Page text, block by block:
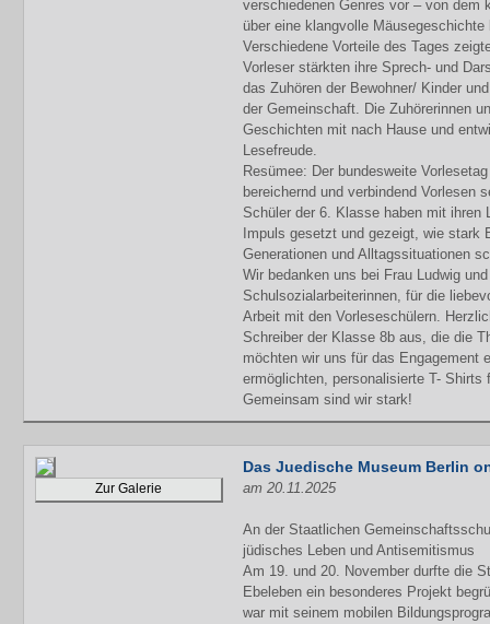
verschiedenen Genres vor – von dem
über eine klangvolle
Verschiedene Vorteile des Tages
Vorleser stärkten ihre Sprech- und
das Zuhören der Bewohner/ Kinder
der Gemeinschaft. Die Zuhörerinnen
Geschichten mit nach Hause und
Lesefreude.
Resümee: Der bundesweite
bereichernd und verbindend Vorlesen
Schüler der 6. Klasse haben mit ihren
Impuls gesetzt und gezeigt, wie stark
Generationen und Alltagssituationen
Wir bedanken uns bei Frau Ludwig
Schulsozialarbeiterinnen, für die
Arbeit mit den Vorleseschülern.
Schreiber der Klasse 8b aus, die die
möchten wir uns für das Engagement
ermöglichten, personalisierte T- Shirts
Gemeinsam sind wir stark!
Zur Galerie
Das Juedische Museum Berlin
am 20.11.2025
An der Staatlichen
jüdisches Leben und Antisemitismus
Am 19. und 20. November durfte die
Ebeleben ein besonderes Projekt
war mit seinem mobilen